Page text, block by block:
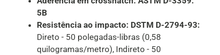
5B
Resistência ao impacto: DSTM D-2794-93:
Direto - 50 polegadas-libras (0,58
quilogramas/metro), Indireto - 50